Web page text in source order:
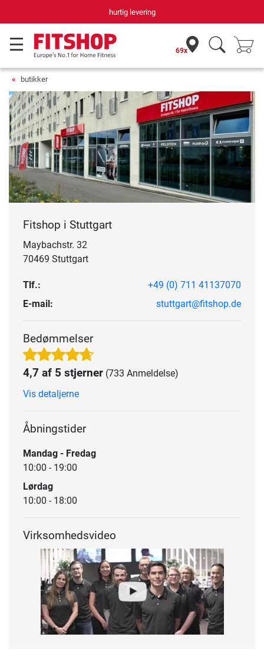
hurtig levering
69x
butikker
Fitshop i Stuttgart
Maybachstr. 32
70469 Stuttgart
Tlf.:
+49 (0) 711 41137070
E-mail:
stuttgart@fitshop.de
Bedømmelser
4,7 af 5 stjerner (733 Anmeldelse)
Vis detaljerne
Åbningstider
Mandag - Fredag
10:00 - 19:00
Lørdag
10:00 - 18:00
Virksomhedsvideo